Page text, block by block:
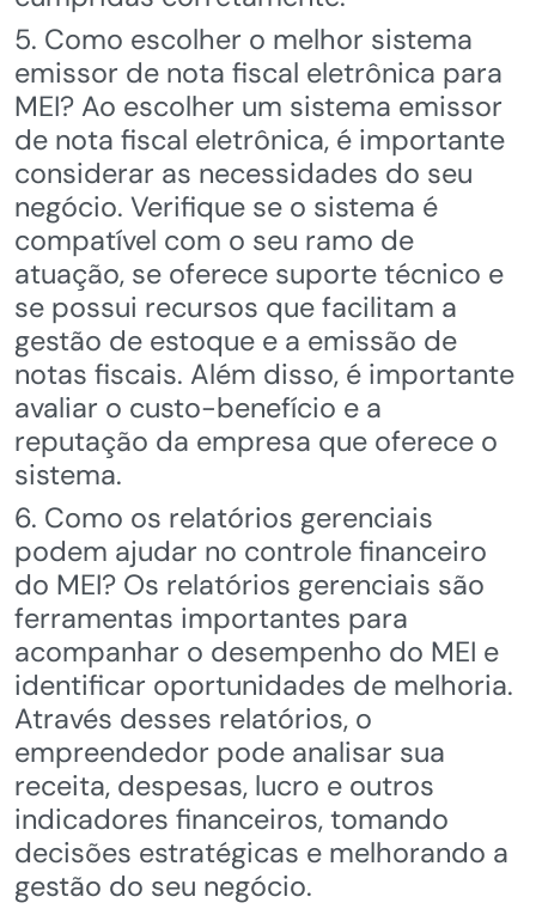
5. Como escolher o melhor sistema
emissor de nota fiscal eletrônica para
MEI? Ao escolher um sistema emissor
de nota fiscal eletrônica, é importante
considerar as necessidades do seu
negócio. Verifique se o sistema é
compatível com o seu ramo de
atuação, se oferece suporte técnico e
se possui recursos que facilitam a
gestão de estoque e a emissão de
notas fiscais. Além disso, é importante
avaliar o custo-benefício e a
reputação da empresa que oferece o
sistema.
6. Como os relatórios gerenciais
podem ajudar no controle financeiro
do MEI? Os relatórios gerenciais são
ferramentas importantes para
acompanhar o desempenho do MEI e
identificar oportunidades de melhoria.
Através desses relatórios, o
empreendedor pode analisar sua
receita, despesas, lucro e outros
indicadores financeiros, tomando
decisões estratégicas e melhorando a
gestão do seu negócio.